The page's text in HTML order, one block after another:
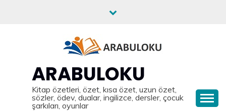
ARABULOKU
Kitap özetleri, özet, kısa özet, uzun özet,
sözler, ödev, dualar, ingilizce, dersler, çocuk
şarkıları, oyunlar